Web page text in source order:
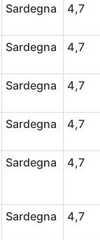
Sardegna 4,7
Sardegna 4,7
Sardegna 4,7
Sardegna 4,7
Sardegna 4,7
Sardegna 4,7